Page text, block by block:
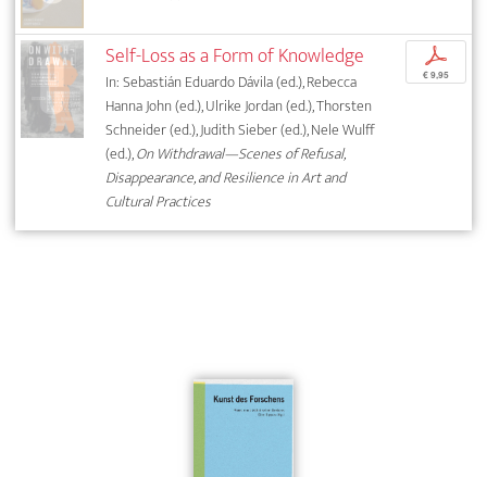
Self-Loss as a Form of Knowledge
In: Sebastián Eduardo Dávila (ed.), Rebecca
Hanna John (ed.), Ulrike Jordan (ed.), Thorsten
Schneider (ed.), Judith Sieber (ed.), Nele Wulff
(ed.),On Withdrawal—Scenes of Refusal,
Disappearance, and Resilience in Art and
Cultural Practices
p
€ 9,95